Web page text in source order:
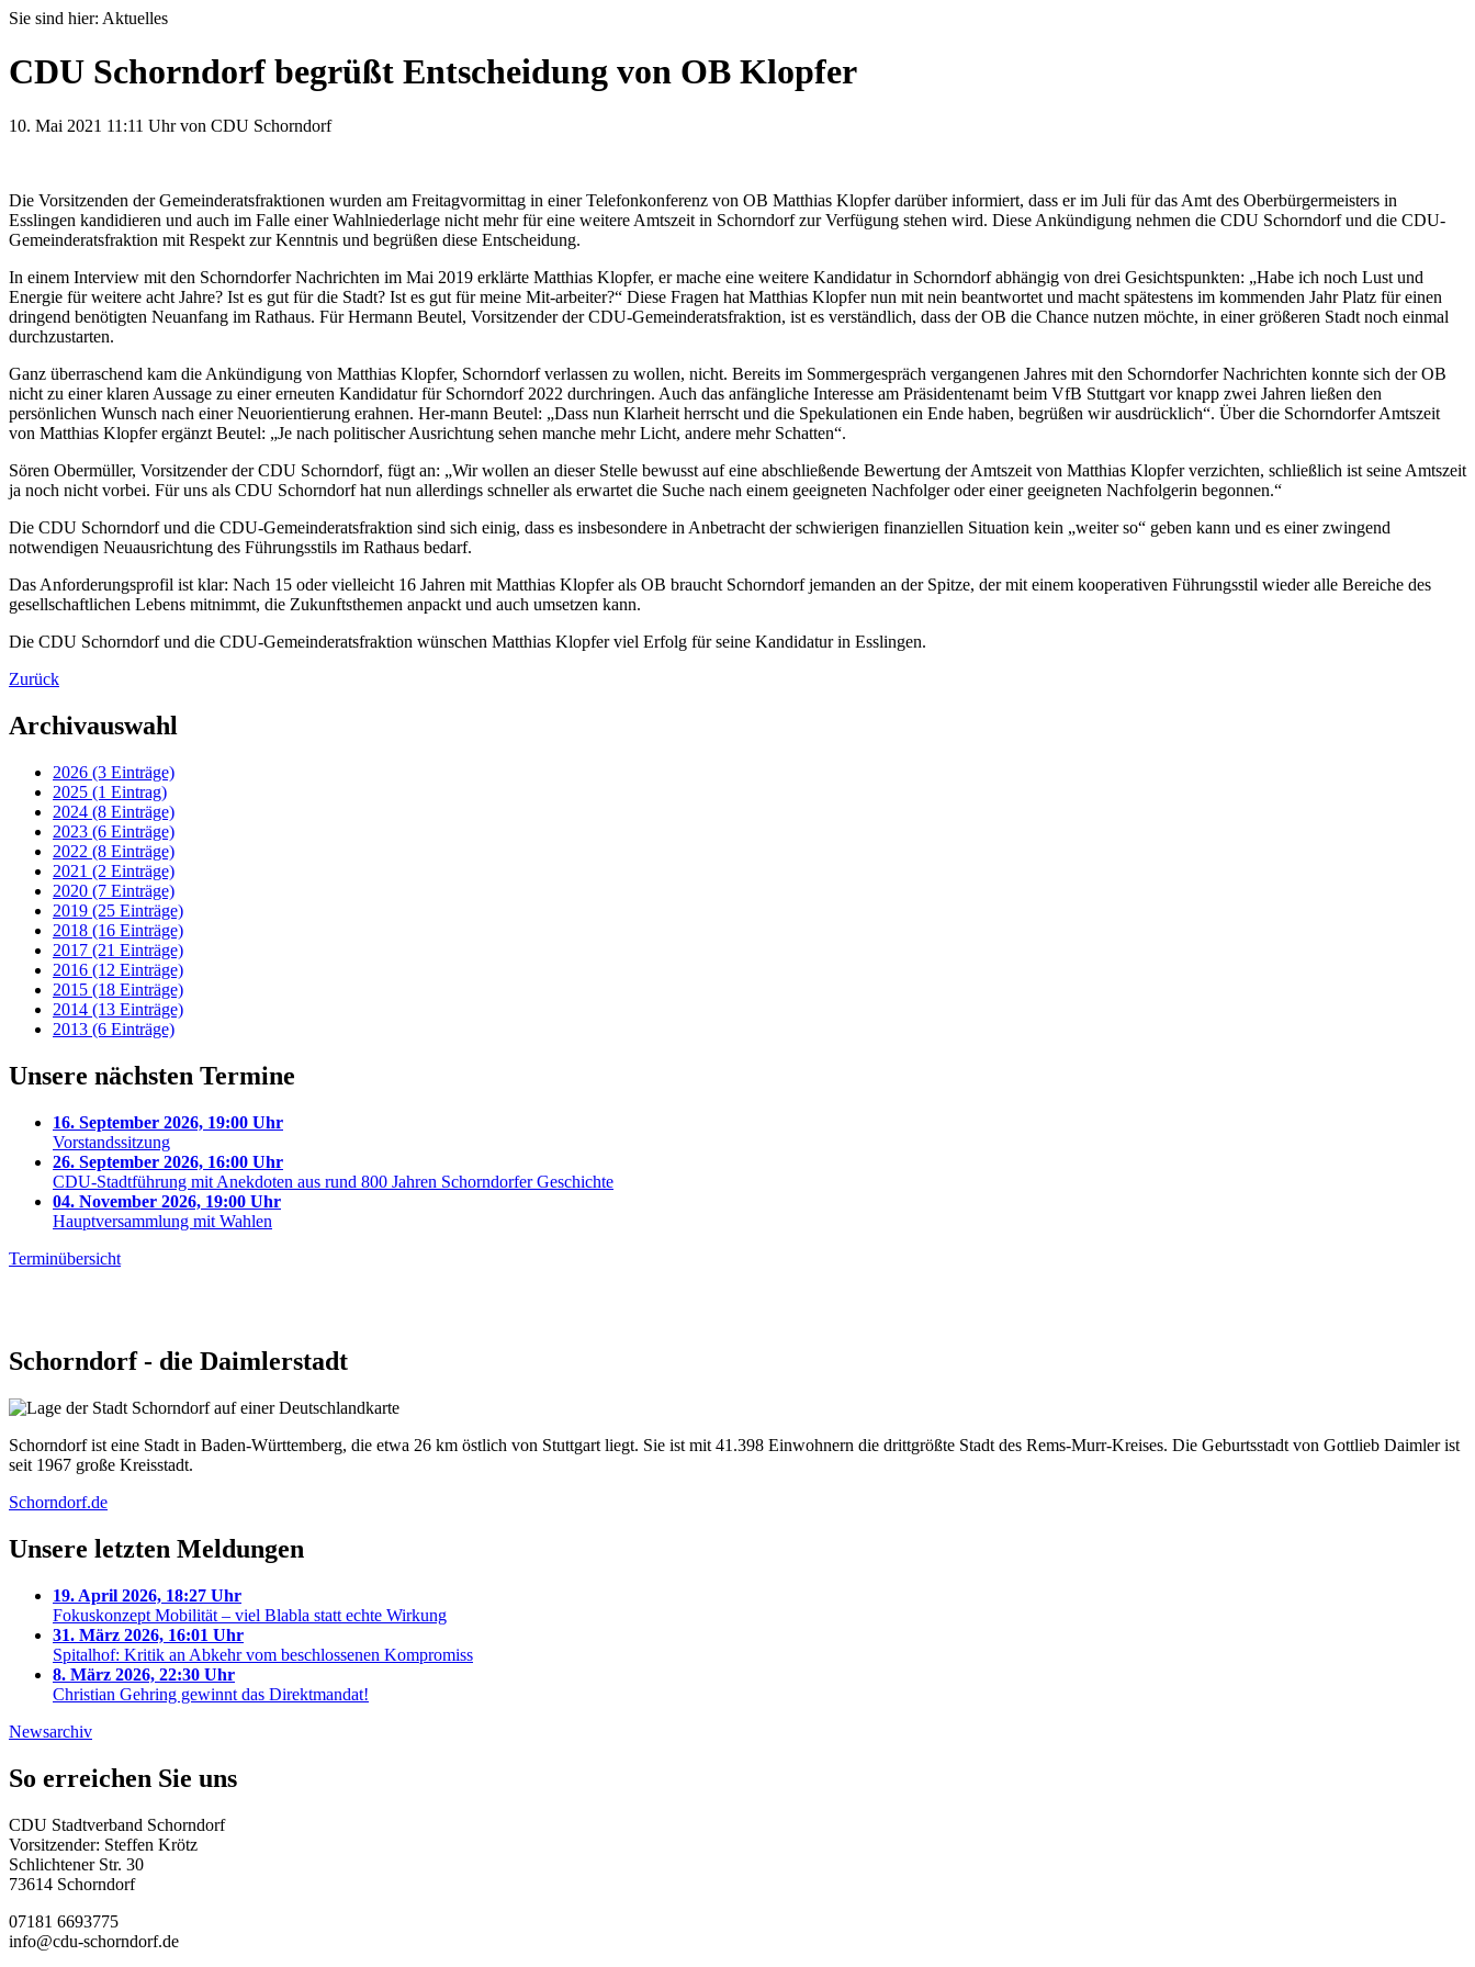
Sie sind hier: Aktuelles
CDU Schorndorf begrüßt Entscheidung von OB Klopfer
10. Mai 2021 11:11 Uhr von CDU Schorndorf
Die Vorsitzenden der Gemeinderatsfraktionen wurden am Freitagvormittag in einer Telefonkonferenz von OB Matthias Klopfer darüber informiert, dass er im Juli für das Amt des Oberbürgermeisters in
Esslingen kandidieren und auch im Falle einer Wahlniederlage nicht mehr für eine weitere Amtszeit in Schorndorf zur Verfügung stehen wird. Diese Ankündigung nehmen die CDU Schorndorf und die CDU-
Gemeinderatsfraktion mit Respekt zur Kenntnis und begrüßen diese Entscheidung.
In einem Interview mit den Schorndorfer Nachrichten im Mai 2019 erklärte Matthias Klopfer, er mache eine weitere Kandidatur in Schorndorf abhängig von drei Gesichtspunkten: „Habe ich noch Lust und
Energie für weitere acht Jahre? Ist es gut für die Stadt? Ist es gut für meine Mit-arbeiter?“ Diese Fragen hat Matthias Klopfer nun mit nein beantwortet und macht spätestens im kommenden Jahr Platz für einen
dringend benötigten Neuanfang im Rathaus. Für Hermann Beutel, Vorsitzender der CDU-Gemeinderatsfraktion, ist es verständlich, dass der OB die Chance nutzen möchte, in einer größeren Stadt noch einmal
durchzustarten.
Ganz überraschend kam die Ankündigung von Matthias Klopfer, Schorndorf verlassen zu wollen, nicht. Bereits im Sommergespräch vergangenen Jahres mit den Schorndorfer Nachrichten konnte sich der OB
nicht zu einer klaren Aussage zu einer erneuten Kandidatur für Schorndorf 2022 durchringen. Auch das anfängliche Interesse am Präsidentenamt beim VfB Stuttgart vor knapp zwei Jahren ließen den
persönlichen Wunsch nach einer Neuorientierung erahnen. Her-mann Beutel: „Dass nun Klarheit herrscht und die Spekulationen ein Ende haben, begrüßen wir ausdrücklich“. Über die Schorndorfer Amtszeit
von Matthias Klopfer ergänzt Beutel: „Je nach politischer Ausrichtung sehen manche mehr Licht, andere mehr Schatten“.
Sören Obermüller, Vorsitzender der CDU Schorndorf, fügt an: „Wir wollen an dieser Stelle bewusst auf eine abschließende Bewertung der Amtszeit von Matthias Klopfer verzichten, schließlich ist seine Amtszeit
ja noch nicht vorbei. Für uns als CDU Schorndorf hat nun allerdings schneller als erwartet die Suche nach einem geeigneten Nachfolger oder einer geeigneten Nachfolgerin begonnen.“
Die CDU Schorndorf und die CDU-Gemeinderatsfraktion sind sich einig, dass es insbesondere in Anbetracht der schwierigen finanziellen Situation kein „weiter so“ geben kann und es einer zwingend
notwendigen Neuausrichtung des Führungsstils im Rathaus bedarf.
Das Anforderungsprofil ist klar: Nach 15 oder vielleicht 16 Jahren mit Matthias Klopfer als OB braucht Schorndorf jemanden an der Spitze, der mit einem kooperativen Führungsstil wieder alle Bereiche des
gesellschaftlichen Lebens mitnimmt, die Zukunftsthemen anpackt und auch umsetzen kann.
Die CDU Schorndorf und die CDU-Gemeinderatsfraktion wünschen Matthias Klopfer viel Erfolg für seine Kandidatur in Esslingen.
Zurück
Archivauswahl
2026 (3 Einträge)
2025 (1 Eintrag)
2024 (8 Einträge)
2023 (6 Einträge)
2022 (8 Einträge)
2021 (2 Einträge)
2020 (7 Einträge)
2019 (25 Einträge)
2018 (16 Einträge)
2017 (21 Einträge)
2016 (12 Einträge)
2015 (18 Einträge)
2014 (13 Einträge)
2013 (6 Einträge)
Unsere nächsten Termine
16. September 2026, 19:00 Uhr
Vorstandssitzung
26. September 2026, 16:00 Uhr
CDU-Stadtführung mit Anekdoten aus rund 800 Jahren Schorndorfer Geschichte
04. November 2026, 19:00 Uhr
Hauptversammlung mit Wahlen
Terminübersicht
Schorndorf - die Daimlerstadt
Schorndorf ist eine Stadt in Baden-Württemberg, die etwa 26 km östlich von Stuttgart liegt. Sie ist mit 41.398 Einwohnern die drittgrößte Stadt des Rems-Murr-Kreises. Die Geburtsstadt von Gottlieb Daimler ist
seit 1967 große Kreisstadt.
Schorndorf.de
Unsere letzten Meldungen
19. April 2026, 18:27 Uhr
Fokuskonzept Mobilität – viel Blabla statt echte Wirkung
31. März 2026, 16:01 Uhr
Spitalhof: Kritik an Abkehr vom beschlossenen Kompromiss
8. März 2026, 22:30 Uhr
Christian Gehring gewinnt das Direktmandat!
Newsarchiv
So erreichen Sie uns
CDU Stadtverband Schorndorf
Vorsitzender: Steffen Krötz
Schlichtener Str. 30
73614 Schorndorf
07181 6693775
info@cdu-schorndorf.de